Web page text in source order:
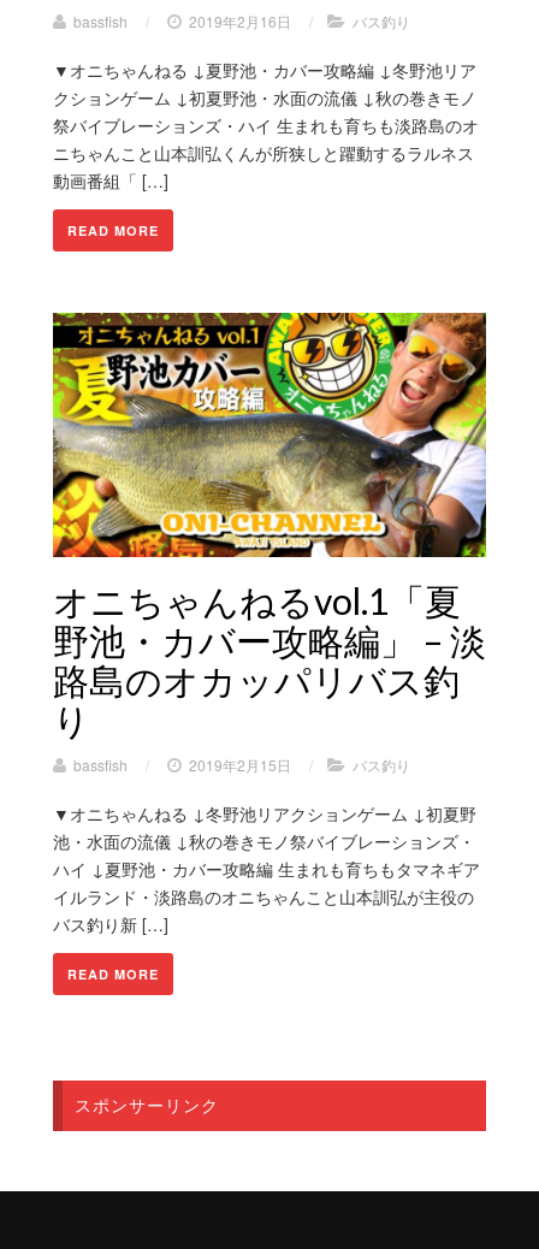
bassfish / 2019年2月16日 / バス釣り
▼オニちゃんねる ↓夏野池・カバー攻略編 ↓冬野池リア
クションゲーム ↓初夏野池・水面の流儀 ↓秋の巻きモノ
祭バイブレーションズ・ハイ 生まれも育ちも淡路島のオ
ニちゃんこと山本訓弘くんが所狭しと躍動するラルネス
動画番組「 […]
READ MORE
オニちゃんねるvol.1「夏
野池・カバー攻略編」 – 淡
路島のオカッパリバス釣
り
bassfish / 2019年2月15日 / バス釣り
▼オニちゃんねる ↓冬野池リアクションゲーム ↓初夏野
池・水面の流儀 ↓秋の巻きモノ祭バイブレーションズ・
ハイ ↓夏野池・カバー攻略編 生まれも育ちもタマネギア
イルランド・淡路島のオニちゃんこと山本訓弘が主役の
バス釣り新 […]
READ MORE
スポンサーリンク